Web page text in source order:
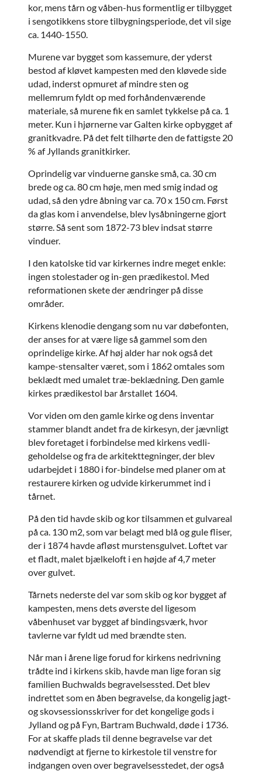
kor, mens tårn og våben-hus formentlig er tilbygget
i sengotikkens store tilbygningsperiode, det vil sige
ca. 1440-1550.
Murene var bygget som kassemure, der yderst
bestod af kløvet kampesten med den kløvede side
udad, inderst opmuret af mindre sten og
mellemrum fyldt op med forhåndenværende
materiale, så murene fik en samlet tykkelse på ca. 1
meter. Kun i hjørnerne var Galten kirke opbygget af
granitkvadre. På det felt tilhørte den de fattigste 20
% af Jyllands granitkirker.
Oprindelig var vinduerne ganske små, ca. 30 cm
brede og ca. 80 cm høje, men med smig indad og
udad, så den ydre åbning var ca. 70 x 150 cm. Først
da glas kom i anvendelse, blev lysåbningerne gjort
større. Så sent som 1872-73 blev indsat større
vinduer.
I den katolske tid var kirkernes indre meget enkle:
ingen stolestader og in-gen prædikestol. Med
reformationen skete der ændringer på disse
områder.
Kirkens klenodie dengang som nu var døbefonten,
der anses for at være lige så gammel som den
oprindelige kirke. Af høj alder har nok også det
kampe-stensalter været, som i 1862 omtales som
beklædt med umalet træ-beklædning. Den gamle
kirkes prædikestol bar årstallet 1604.
Vor viden om den gamle kirke og dens inventar
stammer blandt andet fra de kirkesyn, der jævnligt
blev foretaget i forbindelse med kirkens vedli-
geholdelse og fra de arkitekttegninger, der blev
udarbejdet i 1880 i for-bindelse med planer om at
restaurere kirken og udvide kirkerummet ind i
tårnet.
På den tid havde skib og kor tilsammen et gulvareal
på ca. 130 m2, som var belagt med blå og gule fliser,
der i 1874 havde afløst murstensgulvet. Loftet var
et fladt, malet bjælkeloft i en højde af 4,7 meter
over gulvet.
Tårnets nederste del var som skib og kor bygget af
kampesten, mens dets øverste del ligesom
våbenhuset var bygget af bindingsværk, hvor
tavlerne var fyldt ud med brændte sten.
Når man i årene lige forud for kirkens nedrivning
trådte ind i kirkens skib, havde man lige foran sig
familien Buchwalds begravelsessted. Det blev
indrettet som en åben begravelse, da kongelig jagt-
og skovsessionsskriver for det kongelige gods i
Jylland og på Fyn, Bartram Buchwald, døde i 1736.
For at skaffe plads til denne begravelse var det
nødvendigt at fjerne to kirkestole til venstre for
indgangen oven over begravelsesstedet, der også